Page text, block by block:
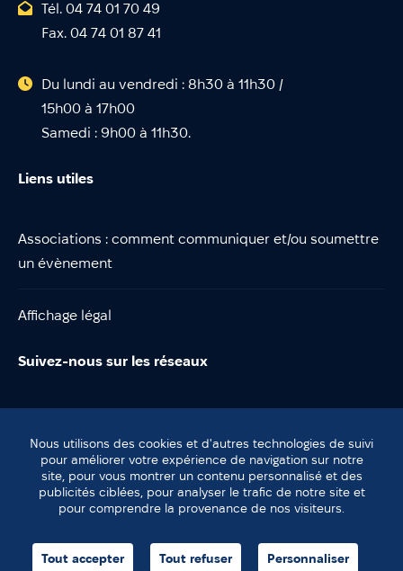
Tél. 04 74 01 70 49
Fax. 04 74 01 87 41
Du lundi au vendredi : 8h30 à 11h30 /
15h00 à 17h00
Samedi : 9h00 à 11h30.
Liens utiles
Associations : comment communiquer et/ou soumettre
un évènement
Affichage légal
Suivez-nous sur les réseaux
© Lentilly
Plan du site
agence helli•hello
Nous utilisons des cookies et d'autres technologies de suivi
pour améliorer votre expérience de navigation sur notre
site, pour vous montrer un contenu personnalisé et des
publicités ciblées, pour analyser le trafic de notre site et
pour comprendre la provenance de nos visiteurs.
Tout accepter Tout refuser Personnaliser